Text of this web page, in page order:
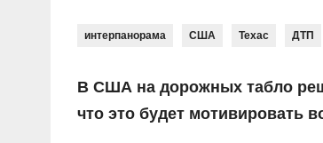
интерпанорама США Техас ДТП
В США на дорожных табло
что это будет мотивировать